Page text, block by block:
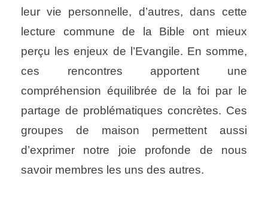
leur vie personnelle, d’autres, dans cette
lecture commune de la Bible ont mieux
perçu les enjeux de l’Evangile. En somme,
ces rencontres apportent une
compréhension équilibrée de la foi par le
partage de problématiques concrètes. Ces
groupes de maison permettent aussi
d’exprimer notre joie profonde de nous
savoir membres les uns des autres.